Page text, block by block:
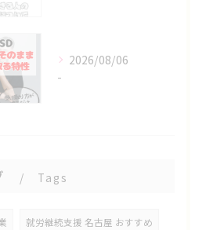
2026/08/06
-
Tags
就労継続支援 名古屋 おすすめ